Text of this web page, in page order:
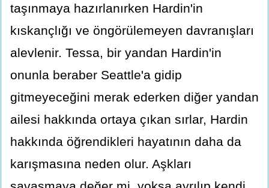
taşınmaya hazırlanırken Hardin'in
kıskançlığı ve öngörülemeyen davranışları
alevlenir. Tessa, bir yandan Hardin'in
onunla beraber Seattle'a gidip
gitmeyeceğini merak ederken diğer yandan
ailesi hakkında ortaya çıkan sırlar, Hardin
hakkında öğrendikleri hayatının daha da
karışmasına neden olur. Aşkları